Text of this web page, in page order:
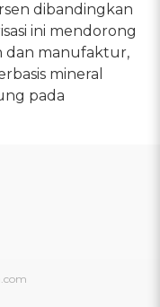
dibandingkan
ini mendorong
dan manufaktur,
mineral
pada